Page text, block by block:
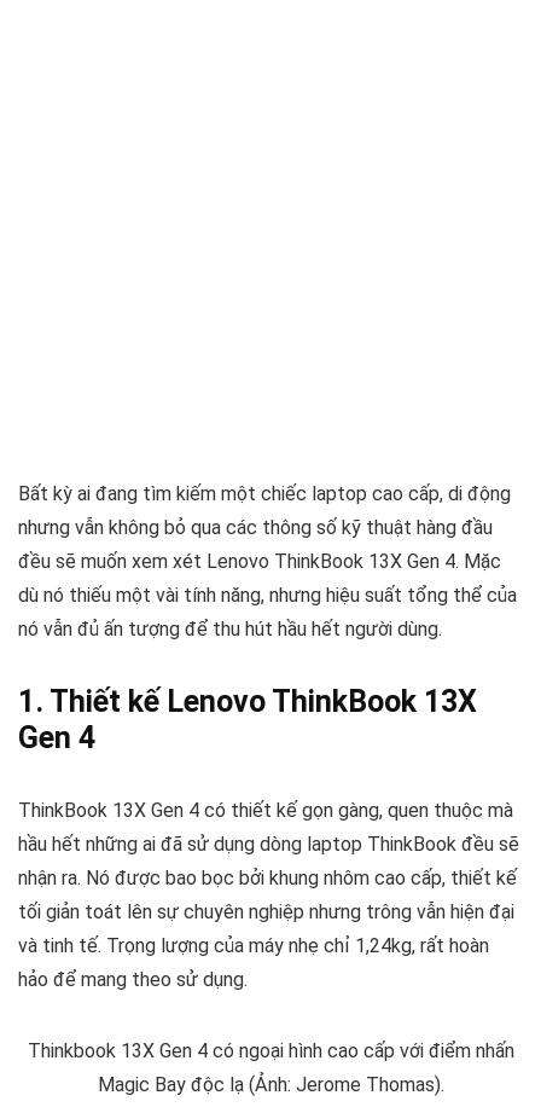
Bất kỳ ai đang tìm kiếm một chiếc laptop cao cấp, di động
nhưng vẫn không bỏ qua các thông số kỹ thuật hàng đầu
đều sẽ muốn xem xét Lenovo ThinkBook 13X Gen 4. Mặc
dù nó thiếu một vài tính năng, nhưng hiệu suất tổng thể của
nó vẫn đủ ấn tượng để thu hút hầu hết người dùng.
1. Thiết kế Lenovo ThinkBook 13X
Gen 4
ThinkBook 13X Gen 4 có thiết kế gọn gàng, quen thuộc mà
hầu hết những ai đã sử dụng dòng laptop ThinkBook đều sẽ
nhận ra. Nó được bao bọc bởi khung nhôm cao cấp, thiết kế
tối giản toát lên sự chuyên nghiệp nhưng trông vẫn hiện đại
và tinh tế. Trọng lượng của máy nhẹ chỉ 1,24kg, rất hoàn
hảo để mang theo sử dụng.
Thinkbook 13X Gen 4 có ngoại hình cao cấp với điểm nhấn
Magic Bay độc lạ (Ảnh: Jerome Thomas).